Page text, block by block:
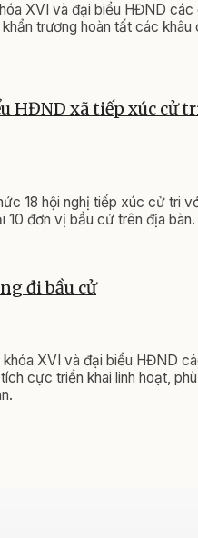
XVI và đại biểu HĐND các
trương hoàn tất các khâu
HĐND xã tiếp xúc cử
18 hội nghị tiếp xúc cử tri
10 đơn vị bầu cử trên địa bàn.
đi bầu cử
XVI và đại biểu HĐND
cực triển khai linh hoạt,